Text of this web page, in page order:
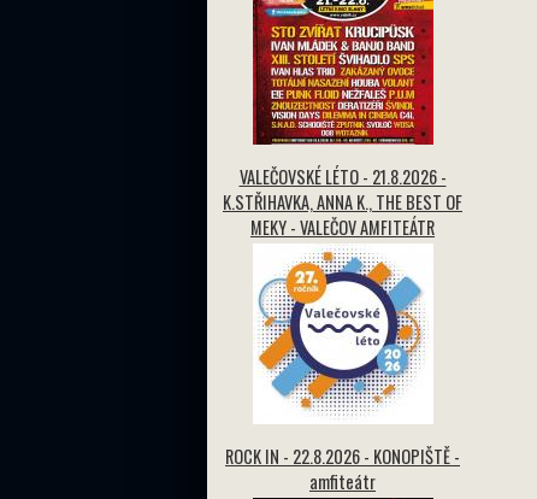
VALEČOVSKÉ LÉTO - 21.8.2026 -
K.STŘIHAVKA, ANNA K., THE BEST OF
MEKY - VALEČOV AMFITEÁTR
ROCK IN - 22.8.2026 - KONOPIŠTĚ -
amfiteátr